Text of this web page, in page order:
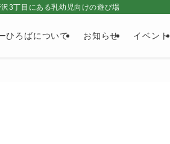
3丁目にある乳幼児向けの遊び場
ひろばについて お知らせ イベント